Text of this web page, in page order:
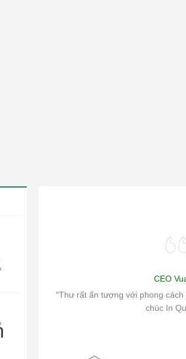
CEO
"Thư rất ấn tượng với phong cách
chúc In